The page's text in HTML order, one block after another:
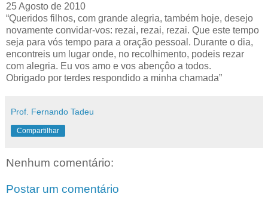
25 Agosto de 2010
“Queridos filhos, com grande alegria, também hoje, desejo
novamente convidar-vos: rezai, rezai, rezai. Que este tempo
seja para vós tempo para a oração pessoal. Durante o dia,
encontreis um lugar onde, no recolhimento, podeis rezar
com alegria. Eu vos amo e vos abençôo a todos.
Obrigado por terdes respondido a minha chamada”
Prof. Fernando Tadeu
Compartilhar
Nenhum comentário:
Postar um comentário